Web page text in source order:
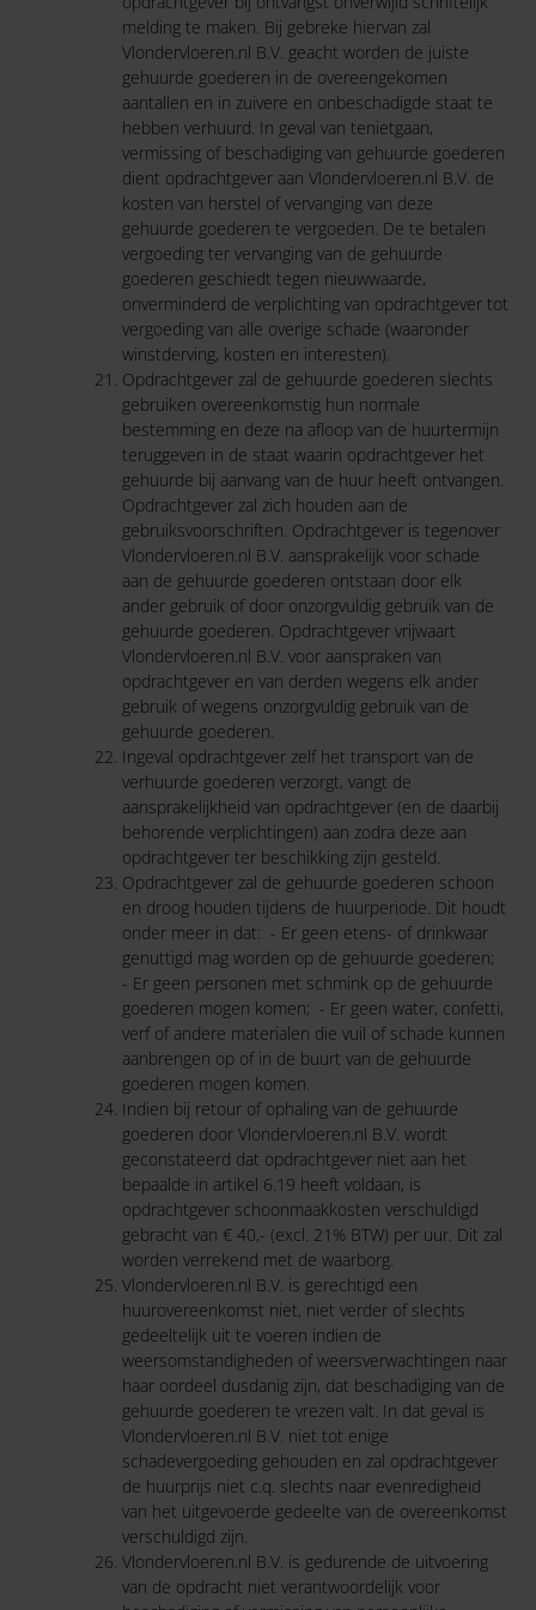
melding te maken. Bij gebreke hiervan zal
Vlondervloeren.nl B.V. geacht worden de juiste
gehuurde goederen in de overeengekomen
aantallen en in zuivere en onbeschadigde staat te
hebben verhuurd. In geval van tenietgaan,
vermissing of beschadiging van gehuurde goederen
dient opdrachtgever aan Vlondervloeren.nl B.V. de
kosten van herstel of vervanging van deze
gehuurde goederen te vergoeden. De te betalen
vergoeding ter vervanging van de gehuurde
goederen geschiedt tegen nieuwwaarde,
onverminderd de verplichting van opdrachtgever tot
vergoeding van alle overige schade (waaronder
winstderving, kosten en interesten).
Opdrachtgever zal de gehuurde goederen slechts
gebruiken overeenkomstig hun normale
bestemming en deze na afloop van de huurtermijn
teruggeven in de staat waarin opdrachtgever het
gehuurde bij aanvang van de huur heeft ontvangen.
Opdrachtgever zal zich houden aan de
gebruiksvoorschriften. Opdrachtgever is tegenover
Vlondervloeren.nl B.V. aansprakelijk voor schade
aan de gehuurde goederen ontstaan door elk
ander gebruik of door onzorgvuldig gebruik van de
gehuurde goederen. Opdrachtgever vrijwaart
Vlondervloeren.nl B.V. voor aanspraken van
opdrachtgever en van derden wegens elk ander
gebruik of wegens onzorgvuldig gebruik van de
gehuurde goederen.
Ingeval opdrachtgever zelf het transport van de
verhuurde goederen verzorgt, vangt de
aansprakelijkheid van opdrachtgever (en de daarbij
behorende verplichtingen) aan zodra deze aan
opdrachtgever ter beschikking zijn gesteld.
Opdrachtgever zal de gehuurde goederen schoon
en droog houden tijdens de huurperiode. Dit houdt
onder meer in dat: - Er geen etens- of drinkwaar
genuttigd mag worden op de gehuurde goederen;
- Er geen personen met schmink op de gehuurde
goederen mogen komen; - Er geen water, confetti,
verf of andere materialen die vuil of schade kunnen
aanbrengen op of in de buurt van de gehuurde
goederen mogen komen.
Indien bij retour of ophaling van de gehuurde
goederen door Vlondervloeren.nl B.V. wordt
geconstateerd dat opdrachtgever niet aan het
bepaalde in artikel 6.19 heeft voldaan, is
opdrachtgever schoonmaakkosten verschuldigd
gebracht van € 40,- (excl. 21% BTW) per uur. Dit zal
worden verrekend met de waarborg.
Vlondervloeren.nl B.V. is gerechtigd een
huurovereenkomst niet, niet verder of slechts
gedeeltelijk uit te voeren indien de
weersomstandigheden of weersverwachtingen naar
haar oordeel dusdanig zijn, dat beschadiging van de
gehuurde goederen te vrezen valt. In dat geval is
Vlondervloeren.nl B.V. niet tot enige
schadevergoeding gehouden en zal opdrachtgever
de huurprijs niet c.q. slechts naar evenredigheid
van het uitgevoerde gedeelte van de overeenkomst
verschuldigd zijn.
Vlondervloeren.nl B.V. is gedurende de uitvoering
van de opdracht niet verantwoordelijk voor